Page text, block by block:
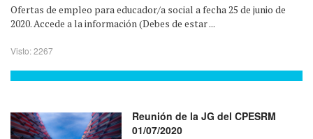
Ofertas de empleo para educador/a social a fecha 25 de junio de
2020. Accede a la información (Debes de estar ...
Visto: 2267
Reunión de la JG del CPESRM
01/07/2020